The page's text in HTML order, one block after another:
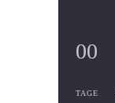
00
TAGE